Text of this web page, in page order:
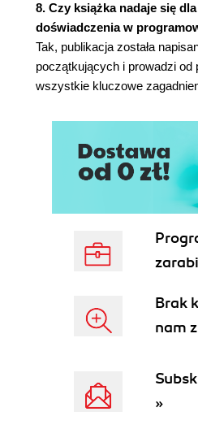
funkcyjne FB
6.7.1. Tworzenie
6.7.2.
FC/FB
6.7.3. Utworzenie i
6.9. Ustawianie i
- cewki Set oraz Reset
6.10. Przerzutniki SR/RS
6.12. Bloki danych DB
6.13. Platforma -
DB, narzędzie Cross-
7.1. Bloki danych DB
porównanie
7.3. Przekazywanie
MOVE
8. Czy książka nadaje się
doświadczenia w
Tak, publikacja została
początkujących i prowadzi od
wszystkie kluczowe
Brak
nam
»